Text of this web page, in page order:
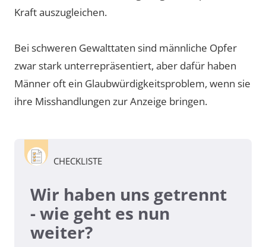
Kraft auszugleichen.
Bei schweren Gewalttaten sind männliche Opfer
zwar stark unterrepräsentiert, aber dafür haben
Männer oft ein Glaubwürdigkeitsproblem, wenn sie
ihre Misshandlungen zur Anzeige bringen.
CHECKLISTE
Wir haben uns getrennt
- wie geht es nun
weiter?